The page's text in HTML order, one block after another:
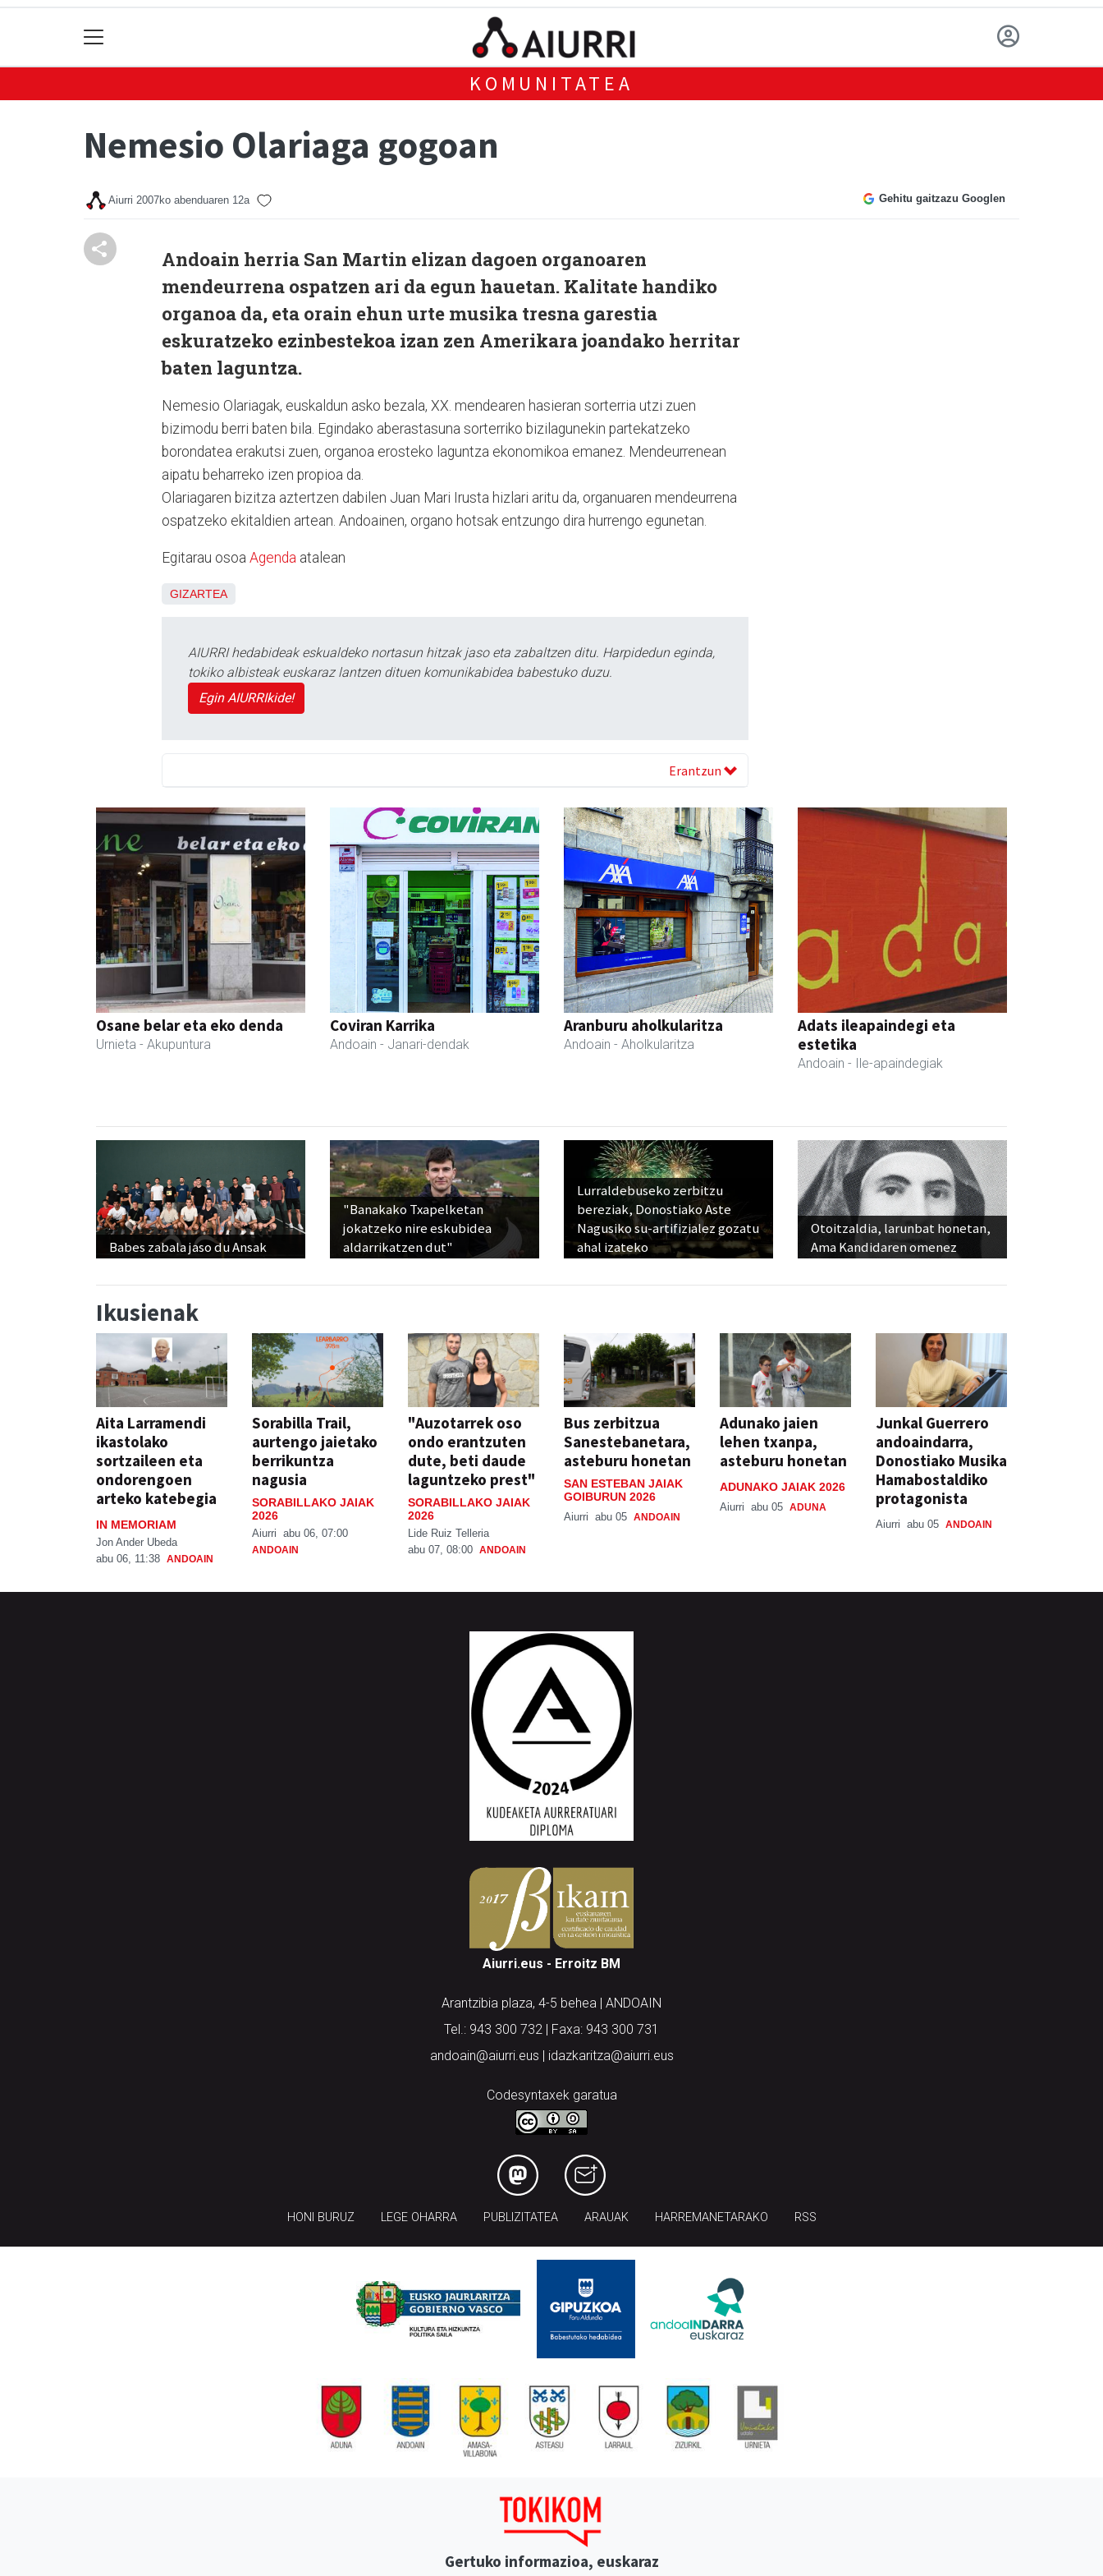
KOMUNITATEA
Nemesio Olariaga gogoan
Aiurri 2007ko abenduaren 12a Gehitu gaitzazu Googlen
Andoain herria San Martin elizan dagoen organoaren
mendeurrena ospatzen ari da egun hauetan. Kalitate handiko
organoa da, eta orain ehun urte musika tresna garestia
eskuratzeko ezinbestekoa izan zen Amerikara joandako herritar
baten laguntza.
Nemesio Olariagak, euskaldun asko bezala, XX. mendearen hasieran sorterria utzi zuen
bizimodu berri baten bila. Egindako aberastasuna sorterriko bizilagunekin partekatzeko
borondatea erakutsi zuen, organoa erosteko laguntza ekonomikoa emanez. Mendeurrenean
aipatu beharreko izen propioa da.
Olariagaren bizitza aztertzen dabilen Juan Mari Irusta hizlari aritu da, organuaren mendeurrena
ospatzeko ekitaldien artean. Andoainen, organo hotsak entzungo dira hurrengo egunetan.
Egitarau osoa Agenda atalean
GIZARTEA
AIURRI hedabideak eskualdeko nortasun hitzak jaso eta zabaltzen ditu. Harpidedun eginda,
tokiko albisteak euskaraz lantzen dituen komunikabidea babestuko duzu.
Egin AIURRIkide!
Erantzun
Osane belar eta eko denda
Urnieta - Akupuntura
Coviran Karrika
Andoain - Janari-dendak
Aranburu aholkularitza
Andoain - Aholkularitza
Adats ileapaindegi eta
estetika
Andoain - Ile-apaindegiak
Babes zabala jaso du Ansak
"Banakako Txapelketan
jokatzeko nire eskubidea
aldarrikatzen dut"
Lurraldebuseko zerbitzu
bereziak, Donostiako Aste
Nagusiko su-artifizialez gozatu
ahal izateko
Otoitzaldia, larunbat honetan,
Ama Kandidaren omenez
Ikusienak
Aita Larramendi
ikastolako
sortzaileen eta
ondorengoen
arteko katebegia
IN MEMORIAM
Jon Ander Ubeda
abu 06, 11:38 ANDOAIN
Sorabilla Trail,
aurtengo jaietako
berrikuntza
nagusia
SORABILLAKO JAIAK
2026
Aiurri abu 06, 07:00
ANDOAIN
"Auzotarrek oso
ondo erantzuten
dute, beti daude
laguntzeko prest"
SORABILLAKO JAIAK
2026
Lide Ruiz Telleria
abu 07, 08:00 ANDOAIN
Bus zerbitzua
Sanestebanetara,
asteburu honetan
SAN ESTEBAN JAIAK
GOIBURUN 2026
Aiurri abu 05 ANDOAIN
Adunako jaien
lehen txanpa,
asteburu honetan
ADUNAKO JAIAK 2026
Aiurri abu 05 ADUNA
Junkal Guerrero
andoaindarra,
Donostiako Musika
Hamabostaldiko
protagonista
Aiurri abu 05 ANDOAIN
Aiurri.eus - Erroitz BM
Arantzibia plaza, 4-5 behea | ANDOAIN
Tel.: 943 300 732 | Faxa: 943 300 731
andoain@aiurri.eus | idazkaritza@aiurri.eus
Codesyntaxek garatua
HONI BURUZ LEGE OHARRA PUBLIZITATEA ARAUAK HARREMANETARAKO RSS
Gertuko informazioa, euskaraz